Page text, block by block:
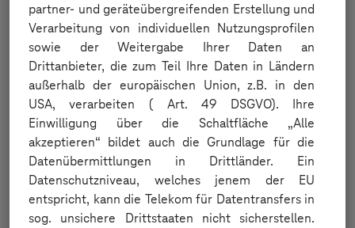
        dc
.setCapability(CapabilityType
}
@Test
public void browserMDCTest( throws
        driver
. get ("https://
new
WebDriverWait(driver
Duration
WebElement acceptCookie = driver
        acceptCookie
. click();
}
partner- und geräteübergreifenden Erstellung und
Verarbeitung von individuellen Nutzungsprofilen
sowie der Weitergabe Ihrer Daten an
Drittanbieter, die zum Teil Ihre Daten in Ländern
außerhalb der europäischen Union, z.B. in den
USA, verarbeiten ( Art. 49 DSGVO). Ihre
Einwilligung über die Schaltfläche „Alle
akzeptieren“ bildet auch die Grundlage für die
Datenübermittlungen in Drittländer. Ein
Datenschutzniveau, welches jenem der EU
entspricht, kann die Telekom für Datentransfers in
sog. unsichere Drittstaaten nicht sicherstellen.